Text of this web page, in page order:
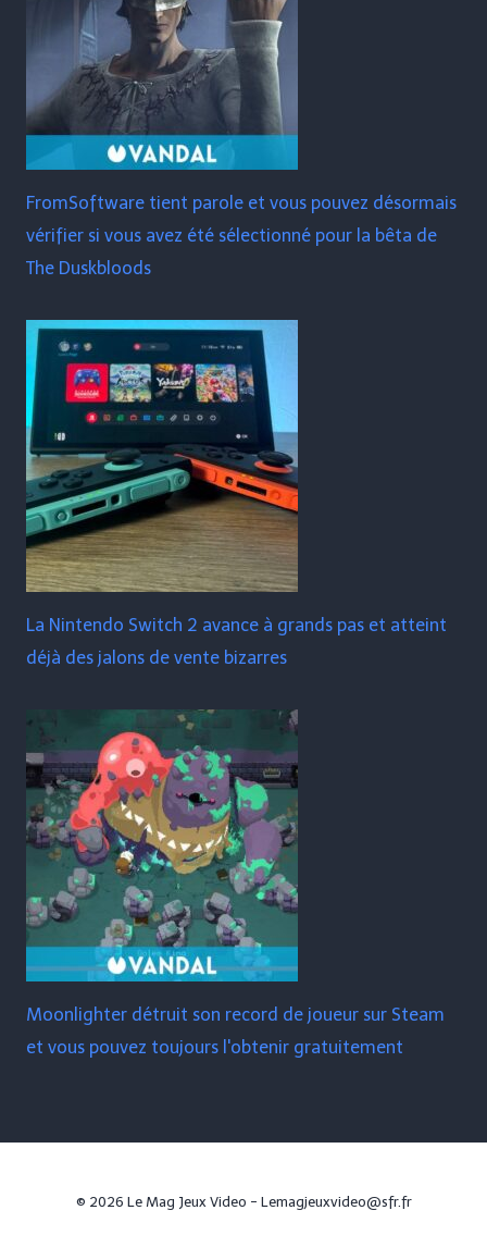
FromSoftware tient parole et vous pouvez désormais
vérifier si vous avez été sélectionné pour la bêta de
The Duskbloods
La Nintendo Switch 2 avance à grands pas et atteint
déjà des jalons de vente bizarres
Moonlighter détruit son record de joueur sur Steam
et vous pouvez toujours l'obtenir gratuitement
© 2026 Le Mag Jeux Video - Lemagjeuxvideo@sfr.fr